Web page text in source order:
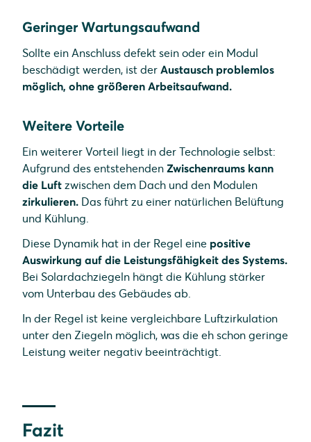
Geringer Wartungsaufwand
Sollte ein Anschluss defekt sein oder ein Modul
beschädigt werden, ist der Austausch problemlos
möglich, ohne größeren Arbeitsaufwand.
Weitere Vorteile
Ein weiterer Vorteil liegt in der Technologie selbst:
Aufgrund des entstehenden Zwischenraums kann
die Luft zwischen dem Dach und den Modulen
zirkulieren. Das führt zu einer natürlichen Belüftung
und Kühlung.
Diese Dynamik hat in der Regel eine positive
Auswirkung auf die Leistungsfähigkeit des Systems.
Bei Solardachziegeln hängt die Kühlung stärker
vom Unterbau des Gebäudes ab.
In der Regel ist keine vergleichbare Luftzirkulation
unter den Ziegeln möglich, was die eh schon geringe
Leistung weiter negativ beeinträchtigt.
Fazit